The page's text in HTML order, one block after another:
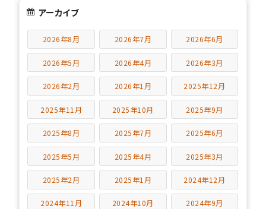
アーカイブ
2026年8月 2026年7月 2026年6月
2026年5月 2026年4月 2026年3月
2026年2月 2026年1月 2025年12月
2025年11月 2025年10月 2025年9月
2025年8月 2025年7月 2025年6月
2025年5月 2025年4月 2025年3月
2025年2月 2025年1月 2024年12月
2024年11月 2024年10月 2024年9月